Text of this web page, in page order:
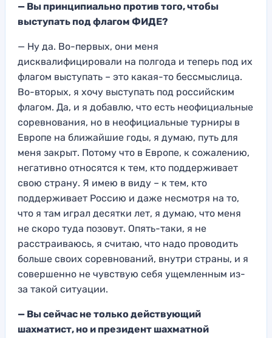
— Вы принципиально против того, чтобы
выступать под флагом ФИДЕ?
— Ну да. Во-первых, они меня
дисквалифицировали на полгода и теперь под их
флагом выступать – это какая-то бессмыслица.
Во-вторых, я хочу выступать под российским
флагом. Да, и я добавлю, что есть неофициальные
соревнования, но в неофициальные турниры в
Европе на ближайшие годы, я думаю, путь для
меня закрыт. Потому что в Европе, к сожалению,
негативно относятся к тем, кто поддерживает
свою страну. Я имею в виду – к тем, кто
поддерживает Россию и даже несмотря на то,
что я там играл десятки лет, я думаю, что меня
не скоро туда позовут. Опять-таки, я не
расстраиваюсь, я считаю, что надо проводить
больше своих соревнований, внутри страны, и я
совершенно не чувствую себя ущемленным из-
за такой ситуации.
— Вы сейчас не только действующий
шахматист, но и президент шахматной